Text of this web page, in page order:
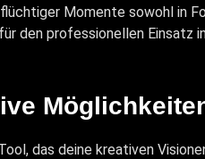
Momente sowohl in
professionellen Einsatz
das deine kreativen